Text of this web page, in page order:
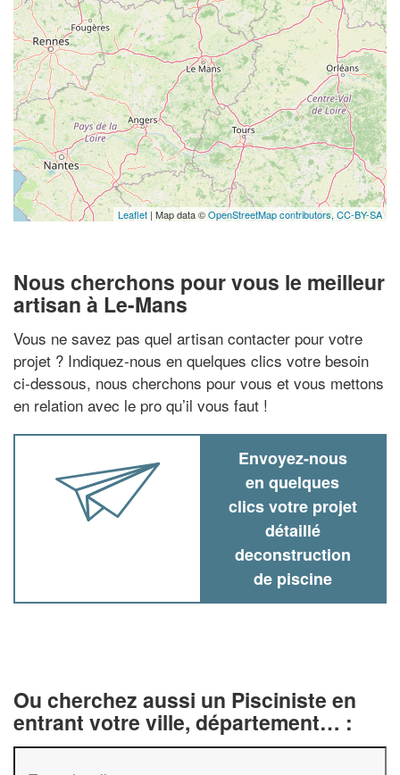
Leaflet | Map data ©OpenStreetMap contributors, CC-BY-SA
Nous cherchons pour vous le meilleur
artisan à Le-Mans
Vous ne savez pas quel artisan contacter pour votre
projet ? Indiquez-nous en quelques clics votre besoin
ci-dessous, nous cherchons pour vous et vous mettons
en relation avec le pro qu’il vous faut !
Envoyez-nous
en quelques
clics votre projet
détaillé
deconstruction
de piscine
Ou cherchez aussi un Pisciniste en
entrant votre ville, département… :